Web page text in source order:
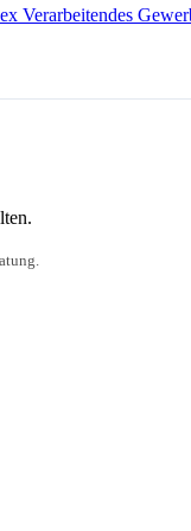
Verarbeitendes